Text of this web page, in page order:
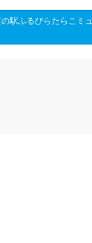
駅ふるびらたらこミ